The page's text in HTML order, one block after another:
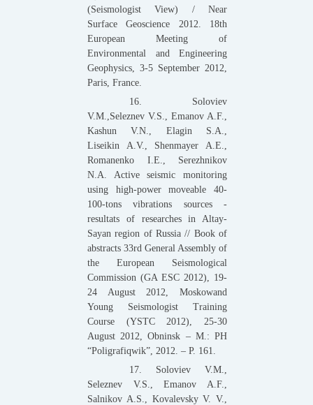
(Seismologist View) / Near
Surface Geoscience 2012. 18th
European Meeting of
Environmental and Engineering
Geophysics, 3-5 September 2012,
Paris, France.
16. Soloviev
V.M.,Seleznev V.S., Emanov A.F.,
Kashun V.N., Elagin S.A.,
Liseikin A.V., Shenmayer A.E.,
Romanenko I.E., Serezhnikov
N.A. Active seismic monitoring
using high-power moveable 40-
100-tons vibrations sources -
resultats of researches in Altay-
Sayan region of Russia // Book of
abstracts 33rd General Assembly of
the European Seismological
Commission (GA ESC 2012), 19-
24 August 2012, Moskowand
Young Seismologist Training
Course (YSTC 2012), 25-30
August 2012, Obninsk – M.: PH
“Poligrafiqwik”, 2012. – P. 161.
17. Soloviev V.M.,
Seleznev V.S., Emanov A.F.,
Salnikov A.S., Kovalevsky V. V.,